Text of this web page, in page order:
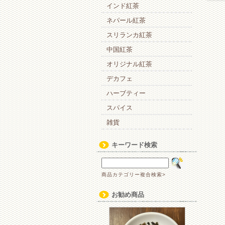
インド紅茶
ネパール紅茶
スリランカ紅茶
中国紅茶
オリジナル紅茶
デカフェ
ハーブティー
スパイス
雑貨
キーワード検索
商品カテゴリー複合検索>
お勧め商品
は
つ
づ
は